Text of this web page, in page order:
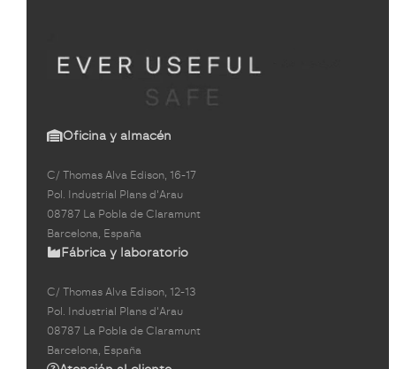
Oficina y almacén
C/ Thomas Alva Edison, 16-17
Pol. Industrial Plans d'Arau
08787 La Pobla de Claramunt
Barcelona, España
Fábrica y laboratorio
C/ Thomas Alva Edison, 12-13
Pol. Industrial Plans d'Arau
08787 La Pobla de Claramunt
Barcelona, España